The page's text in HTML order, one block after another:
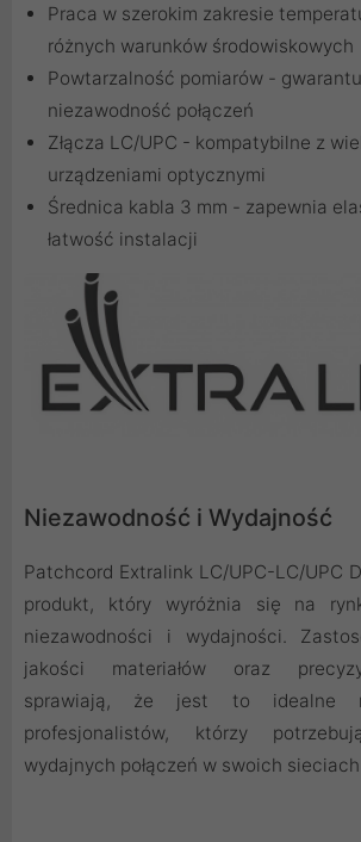
Praca w szerokim zakresie
różnych warunków środowiskowych
Powtarzalność pomiarów -
niezawodność połączeń
Złącza LC/UPC - kompatybilne z
urządzeniami optycznymi
Średnica kabla 3 mm - zapewnia
łatwość instalacji
Niezawodność i Wydajność
Patchcord Extralink LC/UPC-LC/UPC
produkt, który wyróżnia się na
niezawodności i wydajności.
jakości materiałów oraz
sprawiają, że jest to idealne
profesjonalistów, którzy
wydajnych połączeń w swoich